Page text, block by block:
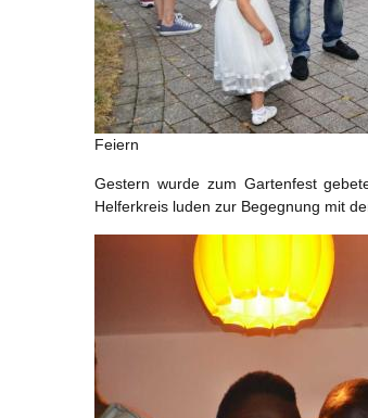
Feiern
Gestern wurde zum Gartenfest
Helferkreis luden zur Begegnung mit